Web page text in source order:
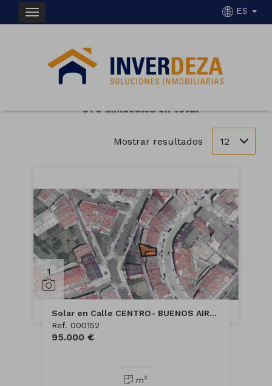
ES
INMUEBLES EN VENTA DE FINCAS DEZA
Filtrar Ordenar
370 inmuebles en total
Mostrar resultados 12
1
Solar en Calle CENTRO- BUENOS AIRES
Ref. 000152
95.000 €
m2